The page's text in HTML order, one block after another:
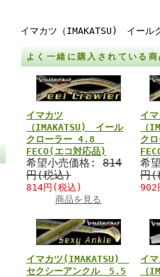
イマカツ（IMAKATSU) イール
よく一緒に購入されている
イマカツ
（IMAKATSU) イール
クローラー 4.8
FECO(エコ対応品)
希望小売価格:814
円(税込)
814円(税込)
商品を見る
イ
（
ク
希
円(
902
イマカツ(IMAKATSU)
セクシーアンクル 5.5
イ
（